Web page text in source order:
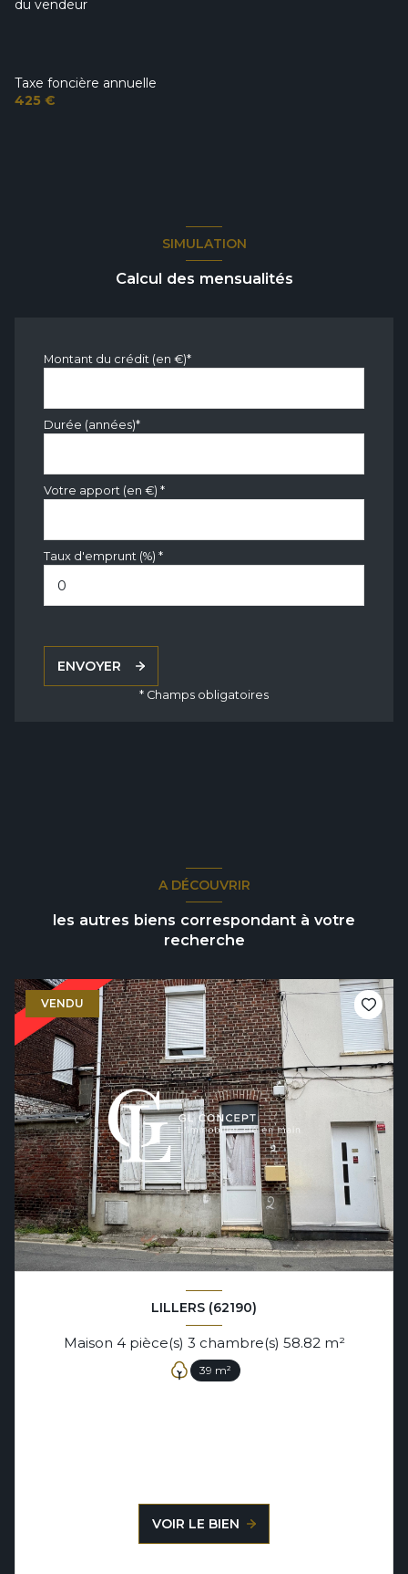
du vendeur
Taxe foncière annuelle
425 €
SIMULATION
Calcul des mensualités
Montant du crédit (en €)*
Durée (années)*
Votre apport (en €) *
Taux d'emprunt (%) *
ENVOYER
* Champs obligatoires
A DÉCOUVRIR
les autres biens correspondant à votre
recherche
VENDU
LILLERS (62190)
Maison 4 pièce(s) 3 chambre(s) 58.82 m²
39 m²
VOIR LE BIEN